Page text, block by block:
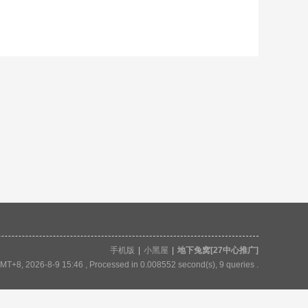
手机版 小黑屋
地下兔窝[27中心推广]
2026-8-9 15:46 , Processed in 0.008552 second(s), 9 queries .